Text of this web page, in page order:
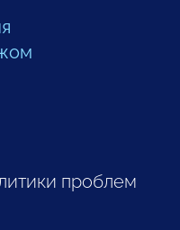
проблем